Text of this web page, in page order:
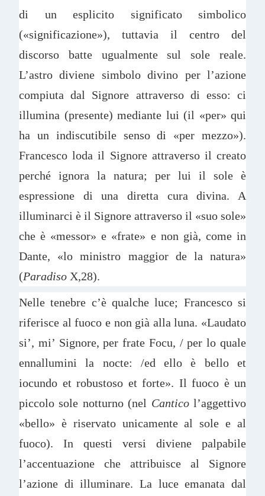
di un esplicito significato simbolico
(«significazione»), tuttavia il centro del
discorso batte ugualmente sul sole reale.
L’astro diviene simbolo divino per l’azione
compiuta dal Signore attraverso di esso: ci
illumina (presente) mediante lui (il «per» qui
ha un indiscutibile senso di «per mezzo»).
Francesco loda il Signore attraverso il creato
perché ignora la natura; per lui il sole è
espressione di una diretta cura divina. A
illuminarci è il Signore attraverso il «suo sole»
che è «messor» e «frate» e non già, come in
Dante, «lo ministro maggior de la natura»
(Paradiso X,28).
Nelle tenebre c’è qualche luce; Francesco si
riferisce al fuoco e non già alla luna. «Laudato
si’, mi’ Signore, per frate Focu, / per lo quale
ennallumini la nocte: /ed ello è bello et
iocundo et robustoso et forte». Il fuoco è un
piccolo sole notturno (nel Canticol’aggettivo
«bello» è riservato unicamente al sole e al
fuoco). In questi versi diviene palpabile
l’accentuazione che attribuisce al Signore
l’azione di illuminare. La luce emanata dal